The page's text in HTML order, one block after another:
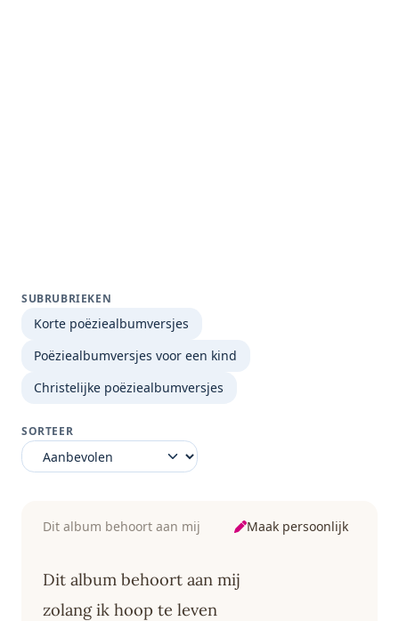
SUBRUBRIEKEN
Korte poëziealbumversjes
Poëziealbumversjes voor een kind
Christelijke poëziealbumversjes
SORTEER
Dit album behoort aan mij Maak persoonlijk
Dit album behoort aan mij
zolang ik hoop te leven